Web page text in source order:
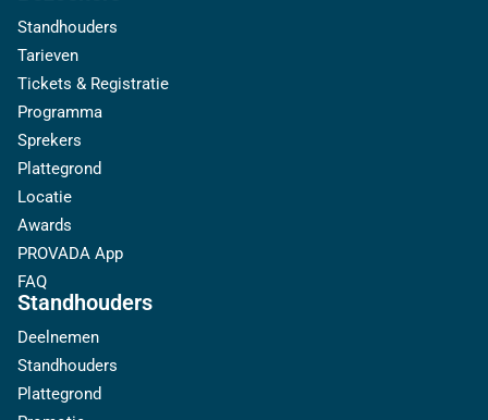
Standhouders
Tarieven
Tickets & Registratie
Programma
Sprekers
Plattegrond
Locatie
Awards
PROVADA App
FAQ
Standhouders
Deelnemen
Standhouders
Plattegrond